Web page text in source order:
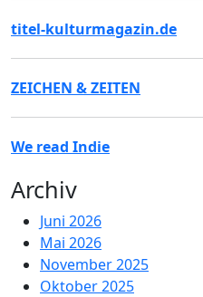
titel-kulturmagazin.de
ZEICHEN & ZEITEN
We read Indie
Archiv
Juni 2026
Mai 2026
November 2025
Oktober 2025